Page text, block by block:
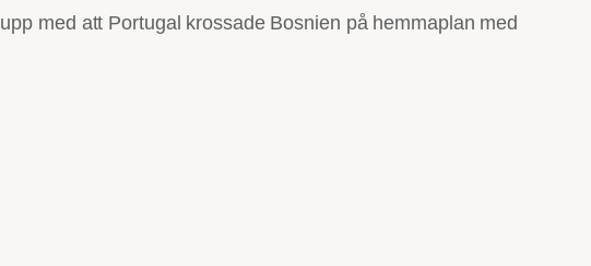
med att Portugal krossade Bosnien på hemmaplan med